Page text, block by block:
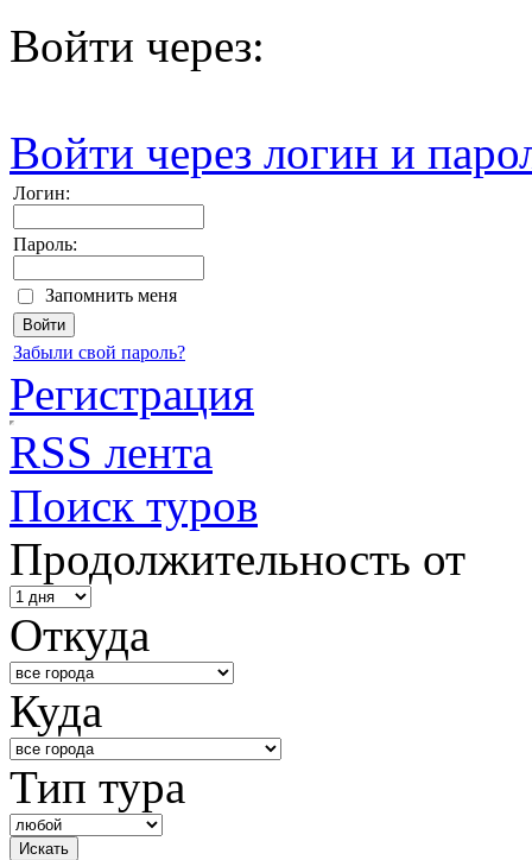
Войти через:
Войти через логин и
Логин:
Пароль:
Запомнить меня
Забыли свой пароль?
Регистрация
RSS лента
Поиск туров
Продолжительность от
Откуда
Куда
Тип тура